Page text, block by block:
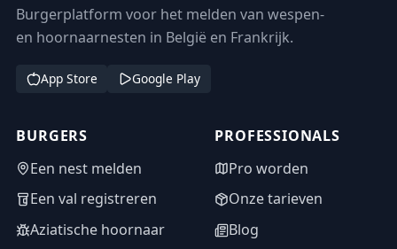
Burgerplatform voor het melden van wespen-
en hoornaarnesten in België en Frankrijk.
App Store Google Play
BURGERS
Een nest melden
Een val registreren
Aziatische hoornaar
PROFESSIONALS
Pro worden
Onze tarieven
Blog